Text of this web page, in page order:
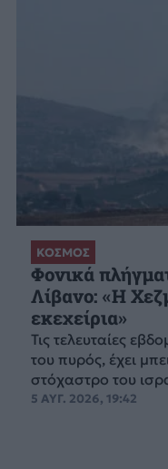
ΚΟΣΜΟΣ
Φονικά
Λίβανο: «Η
εκεχείρια»
Τις τελευταίες
του πυρός, έχει
στόχαστρο του
5 ΑΥΓ. 2026, 19:42